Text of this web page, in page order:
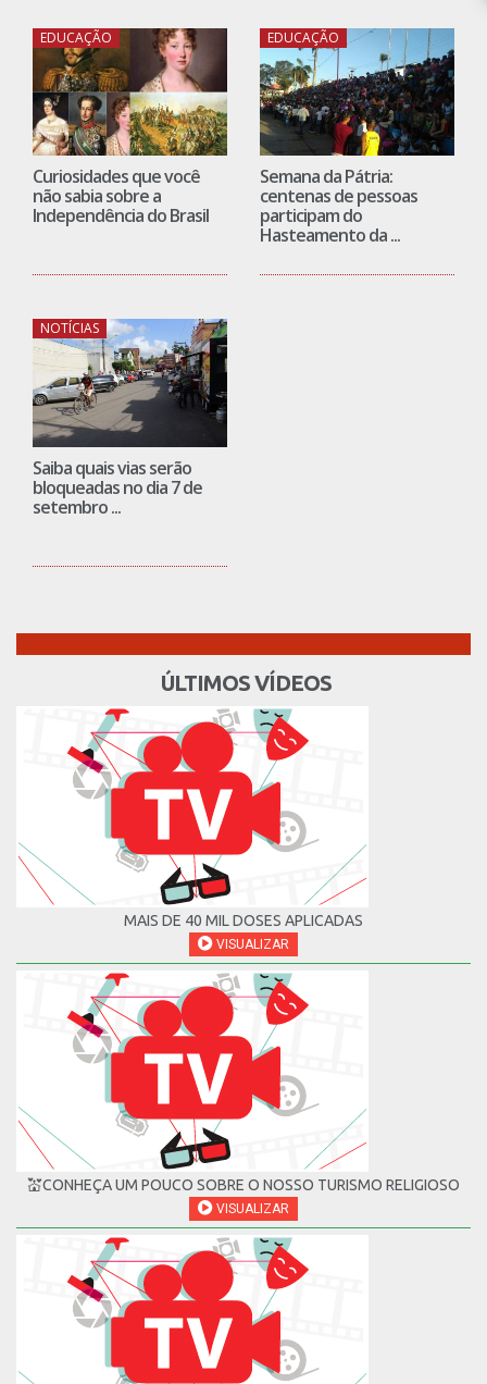
EDUCAÇÃO
Curiosidades que você
não sabia sobre a
Independência do Brasil
EDUCAÇÃO
Semana da Pátria:
centenas de pessoas
participam do
Hasteamento da ...
NOTÍCIAS
Saiba quais vias serão
bloqueadas no dia 7 de
setembro ...
ÚLTIMOS VÍDEOS
MAIS DE 40 MIL DOSES APLICADAS
VISUALIZAR
💒CONHEÇA UM POUCO SOBRE O NOSSO TURISMO RELIGIOSO
VISUALIZAR